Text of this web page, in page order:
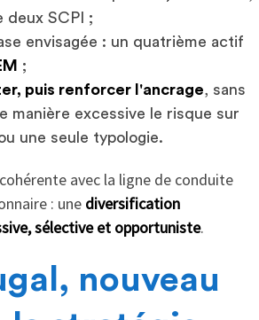
deux SCPI ;
envisagée : un quatrième actif
;
puis renforcer l'ancrage , sans
manière excessive le risque sur
une seule typologie.
avec la ligne de conduite
: une diversification
sélective et opportuniste.
nouveau